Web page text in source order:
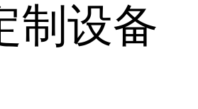
制设备